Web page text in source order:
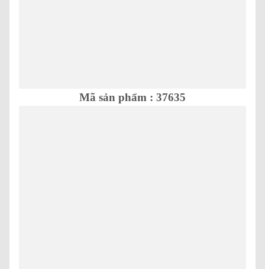
Mã sản phẩm : 37635